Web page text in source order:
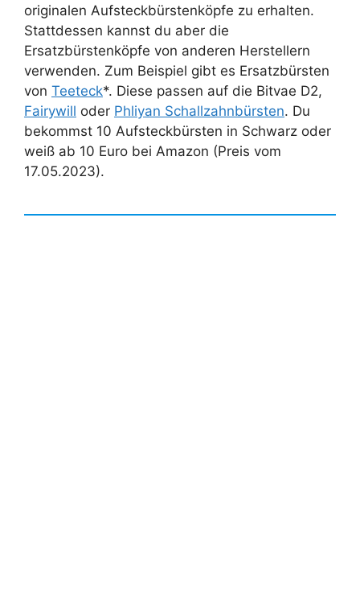
originalen Aufsteckbürstenköpfe zu erhalten.
Stattdessen kannst du aber die
Ersatzbürstenköpfe von anderen Herstellern
verwenden. Zum Beispiel gibt es Ersatzbürsten
von Teeteck*. Diese passen auf die Bitvae D2,
Fairywill oder Phliyan Schallzahnbürsten. Du
bekommst 10 Aufsteckbürsten in Schwarz oder
weiß ab 10 Euro bei Amazon (Preis vom
17.05.2023).